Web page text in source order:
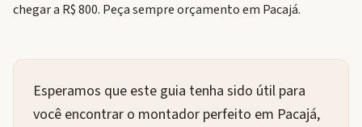
chegar a R$ 800. Peça sempre orçamento em Pacajá.
Esperamos que este guia tenha sido útil para
você encontrar o montador perfeito em Pacajá,